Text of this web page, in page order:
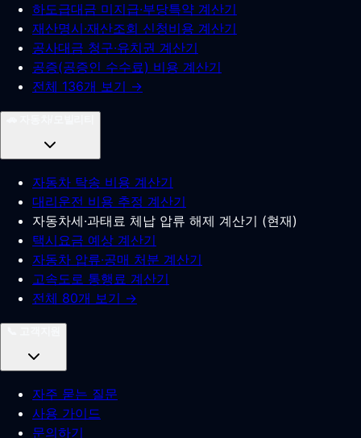
하도급대금 미지급·부당특약 계산기
재산명시·재산조회 신청비용 계산기
공사대금 청구·유치권 계산기
공증(공증인 수수료) 비용 계산기
전체 136개 보기 →
자동차 탁송 비용 계산기
대리운전 비용 추정 계산기
자동차세·과태료 체납 압류 해제 계산기 (현재)
택시요금 예상 계산기
자동차 압류·공매 처분 계산기
고속도로 통행료 계산기
전체 80개 보기 →
자주 묻는 질문
사용 가이드
문의하기